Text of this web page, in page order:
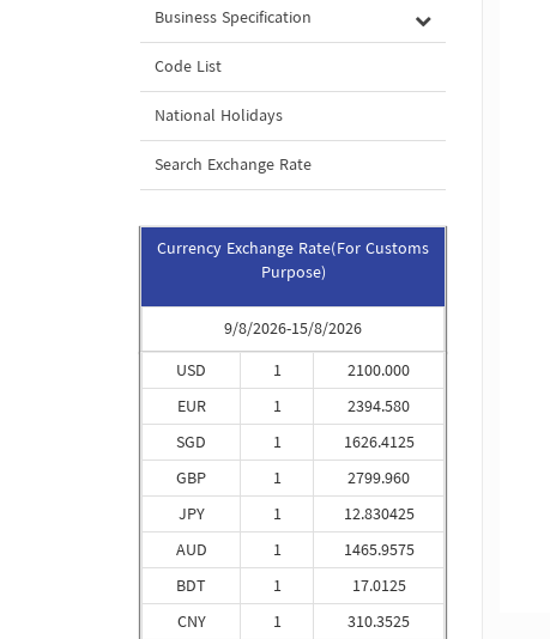
Business Specification
Code List
National Holidays
Search Exchange Rate
Currency Exchange Rate(For Customs
Purpose)
9/8/2026-15/8/2026
USD
EUR
SGD
GBP
JPY
AUD
BDT
CNY
1
1
1
1
1
1
1
1
2100.000
2394.580
1626.4125
2799.960
12.830425
1465.9575
17.0125
310.3525